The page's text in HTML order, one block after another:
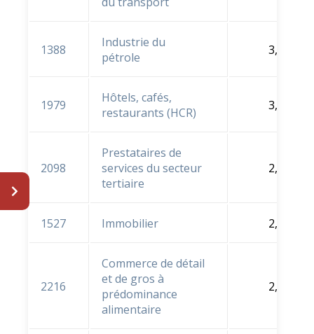
1388
Industrie du
pétrole
3,5 %
1979
Hôtels, cafés,
restaurants (HCR)
3,3 %
2098
Prestataires de
services du secteur
tertiaire
2,8 %
1527 Immobilier 2,3 %
2216
Commerce de détail
et de gros à
prédominance
alimentaire
2,3 %